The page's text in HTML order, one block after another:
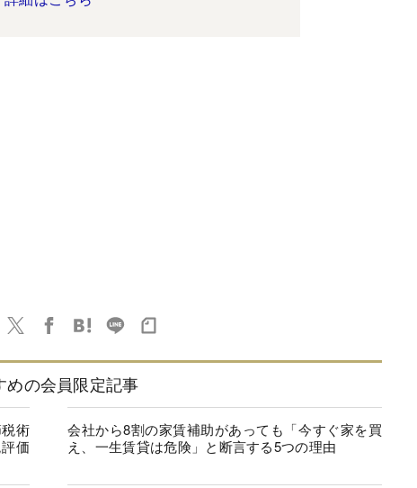
めの会員限定記事
術
価
会社から8割の家賃補助があっても「今すぐ家を買
え、一生賃貸は危険」と断言する5つの理由